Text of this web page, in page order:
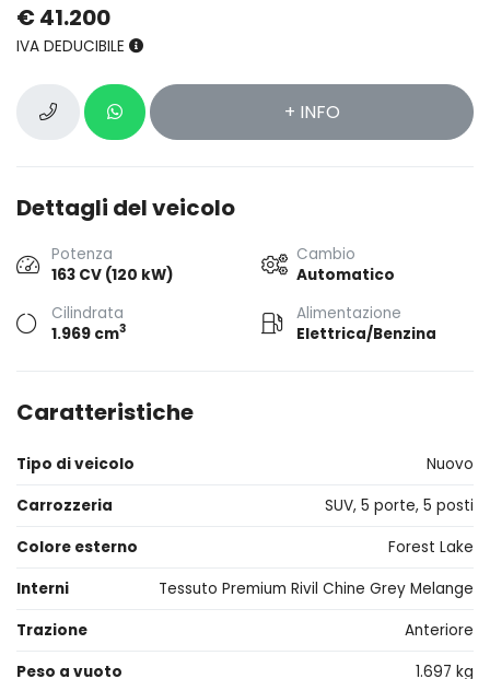
€ 41.200
IVA DEDUCIBILE
+ INFO
Dettagli del veicolo
Potenza
163 CV (120 kW)
Cambio
Automatico
Cilindrata
1.969 cm3
Alimentazione
Elettrica/Benzina
Caratteristiche
Tipo di veicolo
Nuovo
Carrozzeria
SUV, 5 porte, 5 posti
Colore esterno
Forest Lake
Interni
Tessuto Premium Rivil Chine Grey Melange
Trazione
Anteriore
Peso a vuoto
1.697 kg